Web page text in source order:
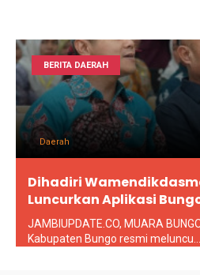
BERITA DAERAH
Daerah
Dihadiri
Luncurkan Aplikasi
JAMBIUPDATE.CO, MUARA
Kabupaten Bungo resmi meluncu...